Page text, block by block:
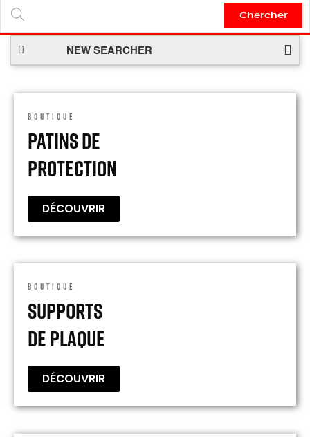
Chercher
NEW SEARCHER
BOUTIQUE
Patins De
Protection
DÉCOUVRIR
BOUTIQUE
Supports
De Plaque
DÉCOUVRIR